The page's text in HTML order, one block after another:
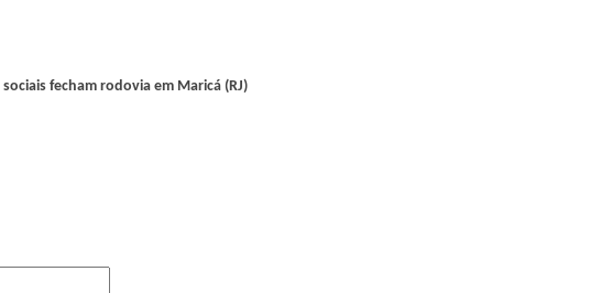
fecham rodovia em Maricá (RJ)